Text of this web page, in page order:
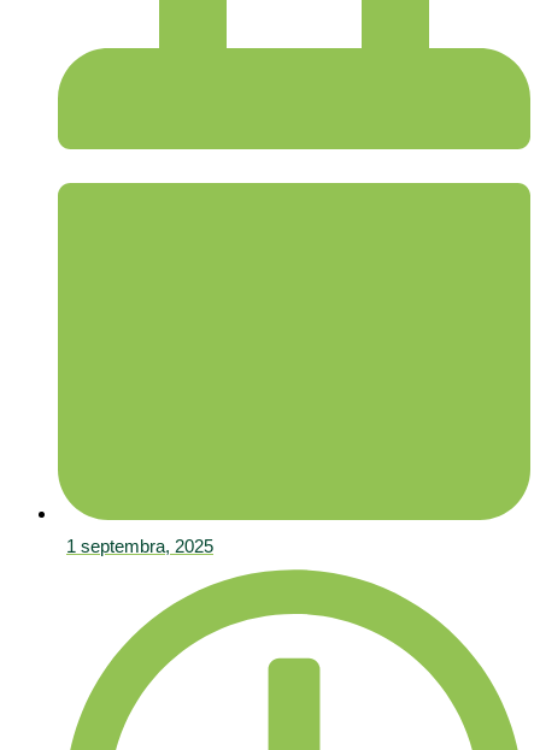
1 septembra, 2025